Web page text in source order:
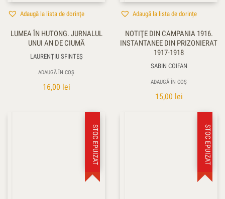
Adaugă la lista de dorințe
LUMEA ÎN HUTONG. JURNALUL
UNUI AN DE CIUMĂ
LAURENŢIU SFINTEȘ
ADAUGĂ ÎN COȘ
16,00 lei
Adaugă la lista de dorințe
NOTIŢE DIN CAMPANIA 1916.
INSTANTANEE DIN PRIZONIERAT
1917-1918
SABIN COIFAN
ADAUGĂ ÎN COȘ
15,00 lei
STOC EPUIZAT STOC EPUIZAT